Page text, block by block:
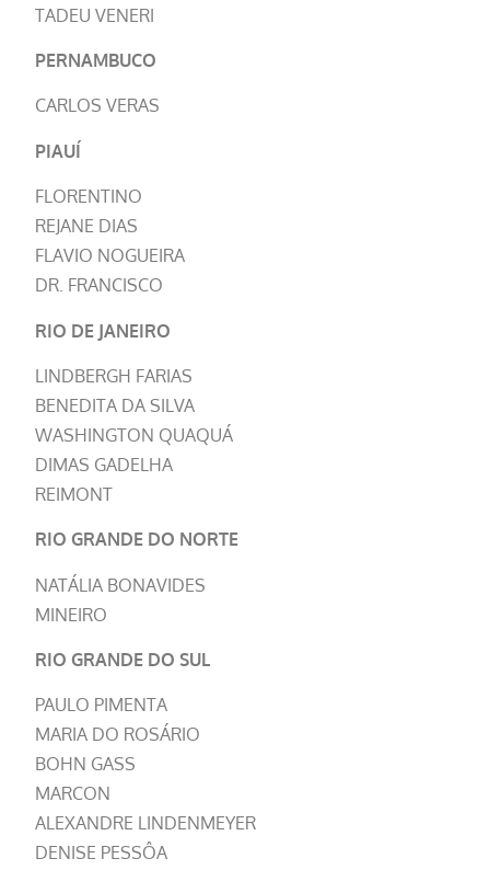
TADEU VENERI
PERNAMBUCO
CARLOS VERAS
PIAUÍ
FLORENTINO
REJANE DIAS
FLAVIO NOGUEIRA
DR. FRANCISCO
RIO DE JANEIRO
LINDBERGH FARIAS
BENEDITA DA SILVA
WASHINGTON QUAQUÁ
DIMAS GADELHA
REIMONT
RIO GRANDE DO NORTE
NATÁLIA BONAVIDES
MINEIRO
RIO GRANDE DO SUL
PAULO PIMENTA
MARIA DO ROSÁRIO
BOHN GASS
MARCON
ALEXANDRE LINDENMEYER
DENISE PESSÔA